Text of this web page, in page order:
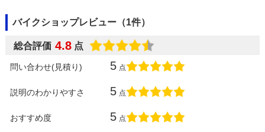
バイクショップレビュー（1件）
総合評価 4.8 点
問い合わせ(見積り) 5 点
説明のわかりやすさ 5 点
おすすめ度 5 点